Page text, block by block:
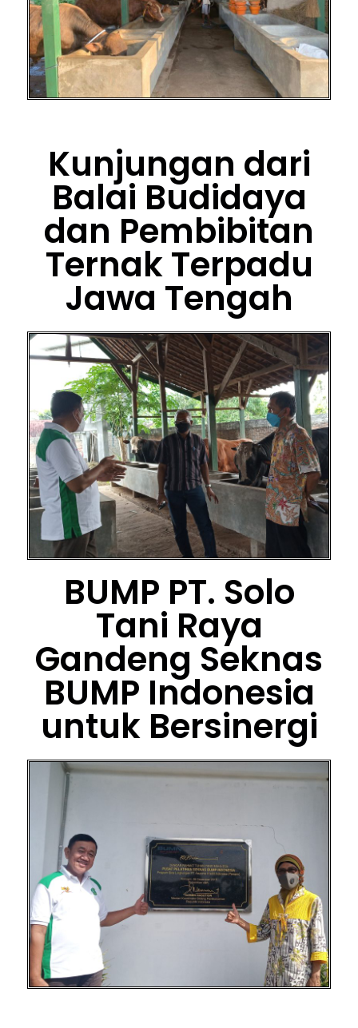
Kunjungan dari
Balai Budidaya
dan Pembibitan
Ternak Terpadu
Jawa Tengah
BUMP PT. Solo
Tani Raya
Gandeng Seknas
BUMP Indonesia
untuk Bersinergi